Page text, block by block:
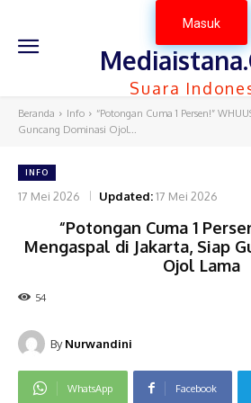
Masuk
Suara
Beranda Info
“Potongan Cuma 1 Persen!”
Guncang Dominasi Ojol...
INFO
17 Mei 2026 Updated:17 Mei 2026
“Potongan Cuma 1
Mengaspal di Jakarta, Siap
Ojol Lama
54
By Nurwandini
WhatsApp Facebook